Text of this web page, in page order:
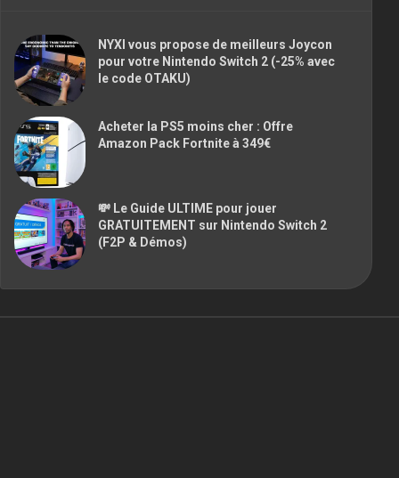
NYXI vous propose de meilleurs Joycon
pour votre Nintendo Switch 2 (-25% avec
le code OTAKU)
Acheter la PS5 moins cher : Offre
Amazon Pack Fortnite à 349€
💸 Le Guide ULTIME pour jouer
GRATUITEMENT sur Nintendo Switch 2
(F2P & Démos)